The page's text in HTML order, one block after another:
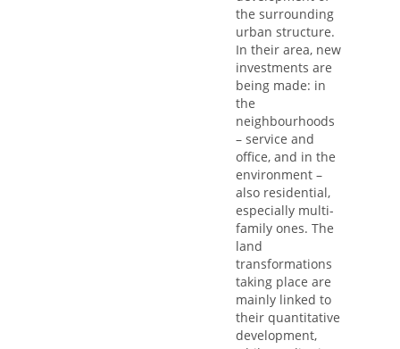
the surrounding
urban structure.
In their area, new
investments are
being made: in
the
neighbourhoods
– service and
office, and in the
environment –
also residential,
especially multi-
family ones. The
land
transformations
taking place are
mainly linked to
their quantitative
development,